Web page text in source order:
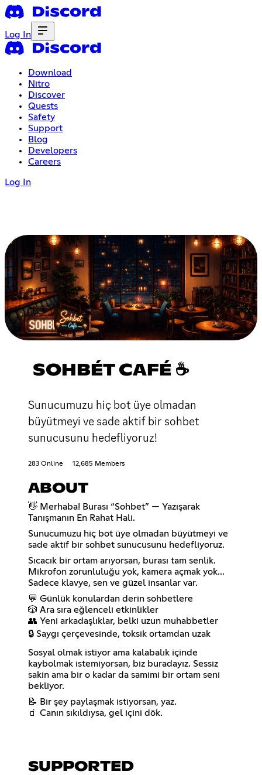
Log In
Download
Nitro
Discover
Quests
Safety
Support
Blog
Developers
Careers
Log In
SOHBÉT CAFÉ ☕
Sunucumuzu hiç bot üye olmadan
büyütmeyi ve sade aktif bir sohbet
sunucusunu hedefliyoruz!
283 Online 12,685 Members
ABOUT
👋 Merhaba! Burası “Sohbet” — Yazışarak
Tanışmanın En Rahat Hali.
Sunucumuzu hiç bot üye olmadan büyütmeyi ve
sade aktif bir sohbet sunucusunu hedefliyoruz.
Sıcacık bir ortam arıyorsan, burası tam senlik.
Mikrofon zorunluluğu yok, kamera açmak yok...
Sadece klavye, sen ve güzel insanlar var.
💬 Günlük konulardan derin sohbetlere
🎲 Ara sıra eğlenceli etkinlikler
👥 Yeni arkadaşlıklar, belki uzun muhabbetler
🔒 Saygı çerçevesinde, toksik ortamdan uzak
Sosyal olmak istiyor ama kalabalık içinde
kaybolmak istemiyorsan, biz buradayız. Sessiz
sakin ama bir o kadar da samimi bir ortam seni
bekliyor.
📝 Bir şey paylaşmak istiyorsan, yaz.
🧃 Canın sıkıldıysa, gel içini dök.
SUPPORTED